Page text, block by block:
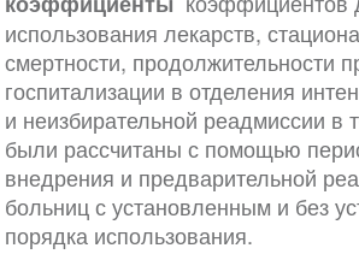
использования лекарств,
смертности, продолжительности
госпитализации в отделения
и неизбирательной реадмиссии в
были рассчитаны с помощью
внедрения и предварительной
больниц с установленным и без
порядка использования.